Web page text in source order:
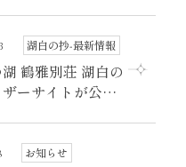
湖白の抄‐最新情報
湖 鶴雅別荘 湖白の
ーサイトが公開
お知らせ